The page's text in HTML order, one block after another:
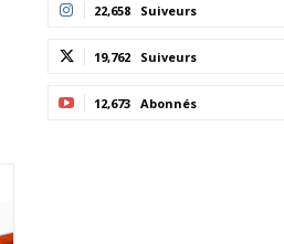
22,658 Suiveurs
19,762 Suiveurs
12,673 Abonnés